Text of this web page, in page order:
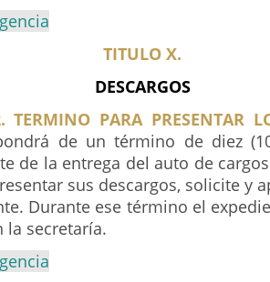
TITULO X.
DESCARGOS
TERMINO PARA PRESENTAR
de un término de diez
de la entrega del auto de
sus descargos, solicite y
Durante ese término el
la secretaría.